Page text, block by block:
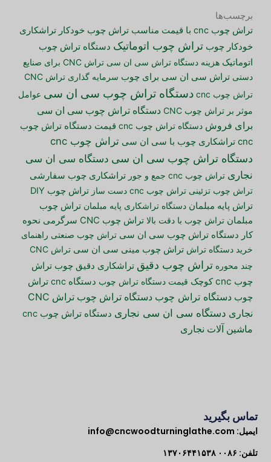
برچسب‌ها
تراش چوب cnc با قیمت مناسب
تراش چوب خودکار تراشکاری
خودکار چوب تراش چوب اتوماتیک دستگاه تراش چوب
اتوماتیک هزینه دستگاه تراش سی ان سی
تراش CNC برای صنایع
دستی تراش سی ان سی برای چوب سرمایه گذاری تراش CNC
تراش چوب cnc
دستگاه تراش چوب سی ان سی عوامل
موثر بر تراش چوب CNC
دستگاه تراش چوب سی ان سی
برای فروش دستگاه تراش چوب cnc
قیمت دستگاه تراش چوب
cnc تراشکاری چوب با سی ان سی تراش چوب cnc
دستگاه تراش چوب سی ان سی دستگاه سی ان سی
نجاری تراش چوب cnc جمع و جور تراشکاری چوب سفارشی
تراش چوب تزئینی تراش چوب cnc دست ساز تراش چوب DIY
تراش پایه مبلمان دستگاه تراشکاری پایه مبلمان تراش چوب
مبلمان تراش چوب با دقت بالا تراش چوب CNC سرگرمی
نحوه
کار دستگاه تراش چوب سی ان سی تراش چوب صنعتی راهنمای
خرید دستگاه تراش تراش چوب مینی سی ان سی
تراش CNC
چند محوره تراش چوب دقیق تراشکاری دقیق چوب تراش
چوب cnc کوچک
قیمت دستگاه تراش چوب
دستگاه cnc تراش
چوب دستگاه تراش چوب دستگاه تراش چوب
تراش CNC
نجاری دستگاه سی ان سی نجاری دستگاه تراش چوب cnc
ماشین آلات نجاری
تماس بگیرید
ایمیل: info@cncwoodturninglathe.com
تلفن: ۰۰۸۶ ۱۳۷۰۶۴۴۱۵۳۸